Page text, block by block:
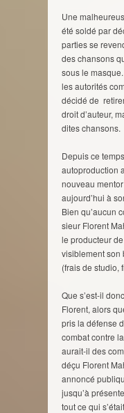
Une
été soldé par
parties se
des chansons
sous le
les autorités
décidé de
droit d’auteur,
dites chansons.
Depuis ce
autoproduction
nouveau
aujourd’hui à
Bien qu’aucun
sieur Florent
le producteur
visiblement son
(frais de studio,
Que s’est-il
Florent, alors
pris la défense
combat contre
aurait-il des
déçu Florent
annoncé
jusqu’à
tout ce qui